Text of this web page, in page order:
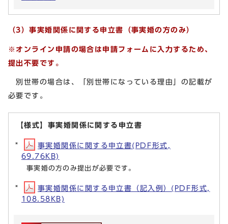
（3）事実婚関係に関する申立書（事実婚の方のみ）
※ オンライン申請の場合は申請フォームに入力するため、
提出不要です。
別世帯の場合は、「別世帯になっている理由」の記載が
必要です。
【様式】事実婚関係に関する申立書
事実婚関係に関する申立書(PDF形式,
69.76KB)
事実婚の方のみ提出が必要です。
事実婚関係に関する申立書（記入例）(PDF形式,
108.58KB)